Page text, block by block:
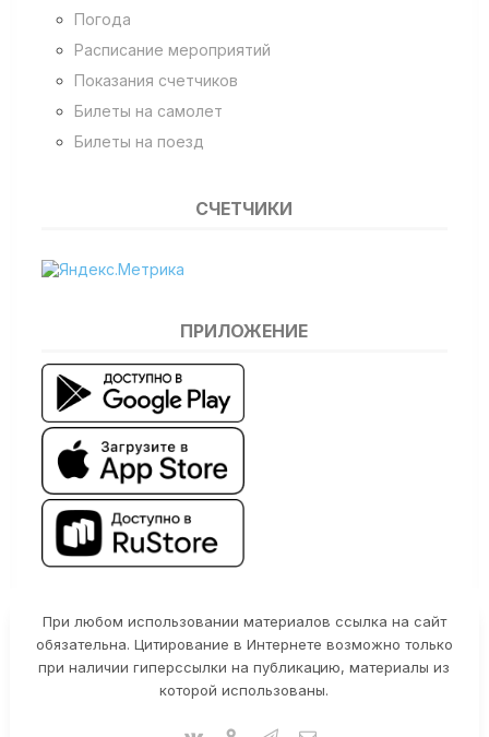
Погода
Расписание мероприятий
Показания счетчиков
Билеты на самолет
Билеты на поезд
СЧЕТЧИКИ
ПРИЛОЖЕНИЕ
При любом использовании материалов ссылка на сайт
обязательна. Цитирование в Интернете возможно только
при наличии гиперссылки на публикацию, материалы из
которой использованы.